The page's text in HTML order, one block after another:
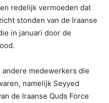
redelijk vermoeden dat
stonden van de Iraanse
in januari door de
medewerkers die
namelijk Seyyed
de Iraanse Quds Force